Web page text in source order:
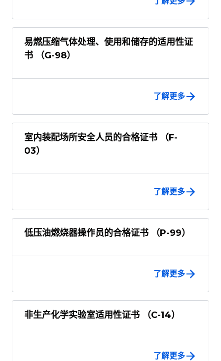
易燃压缩气体处理、使用和储存的适用性证
书 （G-98）
了解更多
室内装配场所安全人员的合格证书 （F-
03）
了解更多
低压油燃烧器操作员的合格证书 （P-99）
了解更多
非生产化学实验室适用性证书 （C-14）
了解更多